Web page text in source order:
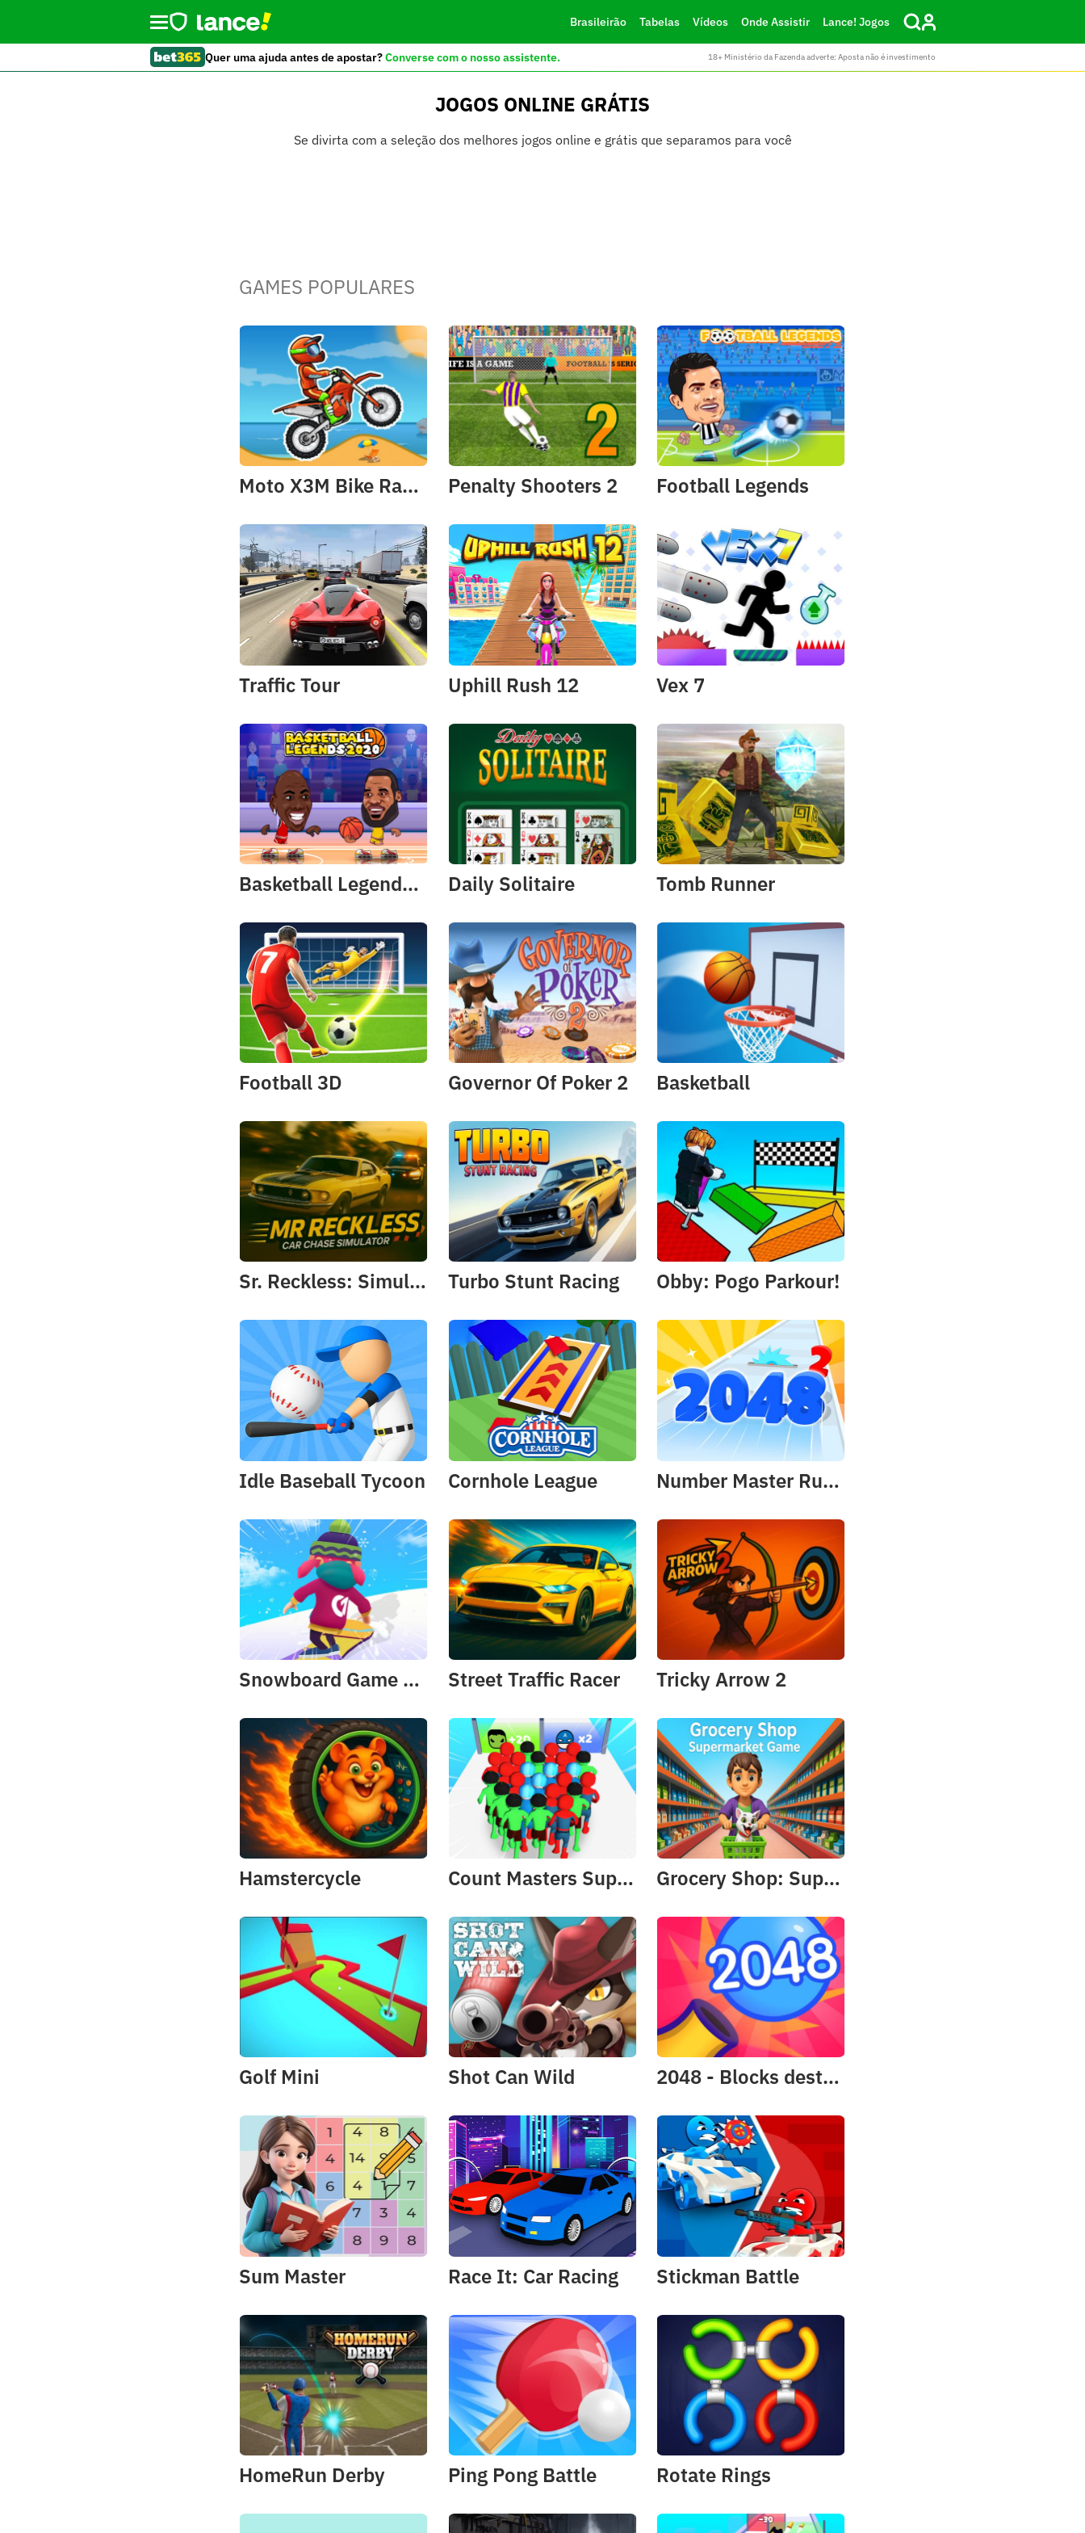
Brasileirão Tabelas Vídeos Onde Assistir Lance! Jogos
Quer uma ajuda antes de apostar?Converse com o nosso assistente. 18+ Ministério da Fazenda adverte: Aposta não é investimento
JOGOS ONLINE GRÁTIS
Se divirta com a seleção dos melhores jogos online e grátis que separamos para você
GAMES POPULARES
Moto X3M Bike Race Game Penalty Shooters 2 Football Legends
Traffic Tour Uphill Rush 12 Vex 7
Basketball Legends 2020 Daily Solitaire Tomb Runner
Football 3D Governor Of Poker 2 Basketball
Sr. Reckless: Simulador de Perseguição de Carro Turbo Stunt Racing Obby: Pogo Parkour!
Idle Baseball Tycoon Cornhole League Number Master Run And Merge
Snowboard Game​ Party Street Traffic Racer Tricky Arrow 2
Hamstercycle Count Masters Superhero Grocery Shop: Supermarket Game
Golf Mini Shot Can Wild 2048 - Blocks destruction
Sum Master Race It: Car Racing Stickman Battle
HomeRun Derby Ping Pong Battle Rotate Rings